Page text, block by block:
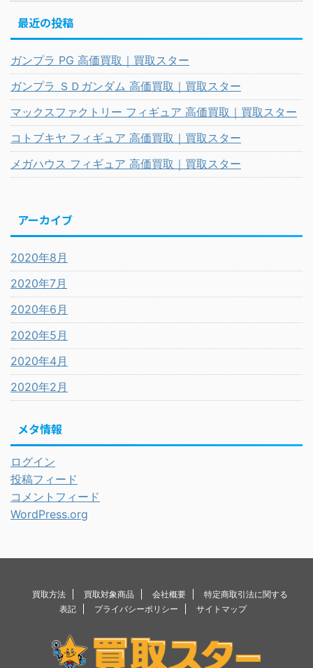
最近の投稿
ガンプラ PG 高価買取｜買取スター
ガンプラ ＳＤガンダム 高価買取｜買取スター
マックスファクトリー フィギュア 高価買取｜買取スター
コトブキヤ フィギュア 高価買取｜買取スター
メガハウス フィギュア 高価買取｜買取スター
アーカイブ
2020年8月
2020年7月
2020年6月
2020年5月
2020年4月
2020年2月
メタ情報
ログイン
投稿フィード
コメントフィード
WordPress.org
買取方法 買取対象商品 会社概要
特定商取引法に関する
表記
プライバシーポリシー サイトマップ